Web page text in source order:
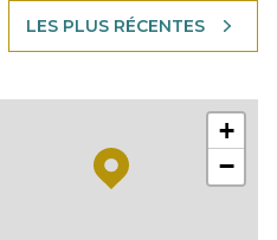
LES PLUS RÉCENTES
+
−